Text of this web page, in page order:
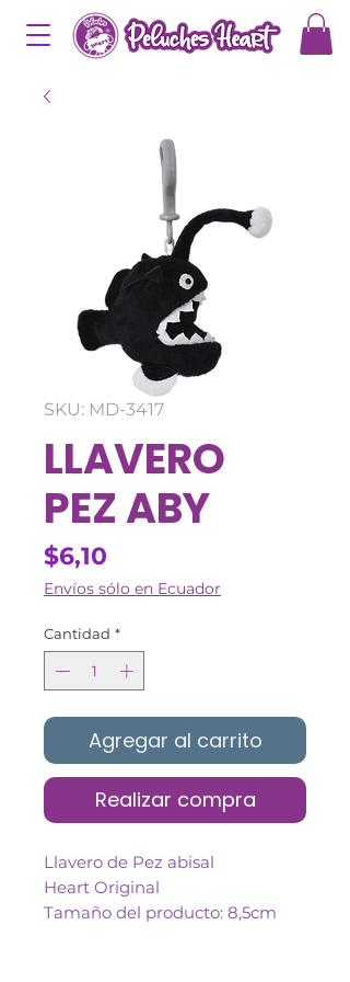
SKU: MD-3417
LLAVERO
PEZ ABY
$6,10
Envíos sólo en Ecuador
Cantidad *
Agregar al carrito
Realizar compra
Llavero de Pez abisal
Heart Original
Tamaño del producto: 8,5cm